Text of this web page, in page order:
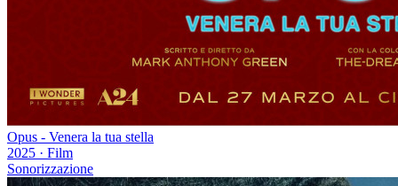
Opus - Venera la tua stella
2025 · Film
Sonorizzazione